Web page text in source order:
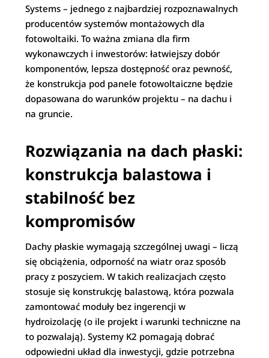
Systems – jednego z najbardziej rozpoznawalnych
producentów systemów montażowych dla
fotowoltaiki. To ważna zmiana dla firm
wykonawczych i inwestorów: łatwiejszy dobór
komponentów, lepsza dostępność oraz pewność,
że konstrukcja pod panele fotowoltaiczne będzie
dopasowana do warunków projektu – na dachu i
na gruncie.
Rozwiązania na dach płaski:
konstrukcja balastowa i
stabilność bez
kompromisów
Dachy płaskie wymagają szczególnej uwagi – liczą
się obciążenia, odporność na wiatr oraz sposób
pracy z poszyciem. W takich realizacjach często
stosuje się konstrukcję balastową, która pozwala
zamontować moduły bez ingerencji w
hydroizolację (o ile projekt i warunki techniczne na
to pozwalają). Systemy K2 pomagają dobrać
odpowiedni układ dla inwestycji, gdzie potrzebna